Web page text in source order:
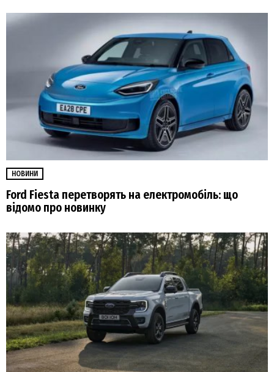
НОВИНИ
Ford Fiesta перетворять на електромобіль: що
відомо про новинку